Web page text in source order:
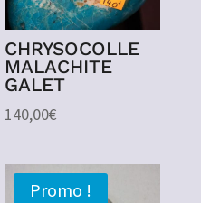
CHRYSOCOLLE
MALACHITE
GALET
140,00€
Promo !